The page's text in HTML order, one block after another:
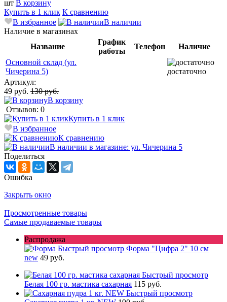
шт В корзину
Купить в 1 клик К сравнению
В избранное
В наличии
Наличие в магазинах
Название
График
работы
Телефон
Наличие
Основной склад (ул.
Чичерина 5)
достаточно
Артикул:
49 руб. 130 руб.
В корзину
Отзывов: 0
Купить в 1 клик
В избранное
К сравнению
В наличии в магазине: ул. Чичерина 5
Поделиться
Ошибка
Закрыть окно
Просмотренные товары
Самые продаваемые товары
Распродажа
Быстрый просмотр Форма "Цифра 2" 10 см
new 49 руб.
Быстрый просмотр
Белая 100 гр. мастика сахарная 115 руб.
Быстрый просмотр